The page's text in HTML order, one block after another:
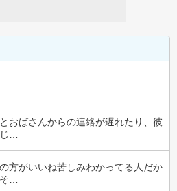
おばさんからの連絡が遅れたり、彼
…
方がいいね苦しみわかってる人だか
…